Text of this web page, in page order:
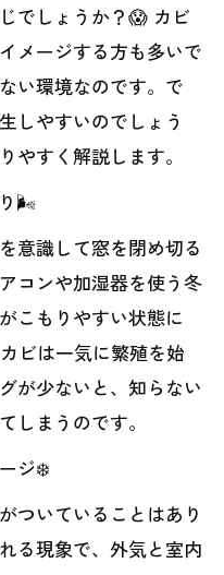
でしょうか？😱 カビ
メージする方も多いで
い環境なのです。で
しやすいのでしょう
やすく解説します。
り🌬️
意識して窓を閉め切る
コンや加湿器を使う冬
こもりやすい状態に
ビは一気に繁殖を始
が少ないと、知らない
しまうのです。
ジ❄️
ついていることはあり
る現象で、外気と室内